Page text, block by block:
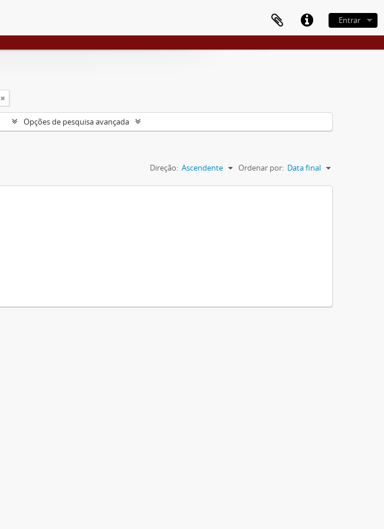
Entrar
Opções de pesquisa avançada
Ordenar por: Data final
Direção: Ascendente